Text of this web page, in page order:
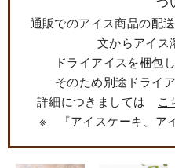
通販でのアイス商品の配
文からアイス
ドライアイスを梱包
そのため別途ドライ
詳細につきましては
こ
※ 『アイスケーキ、ア